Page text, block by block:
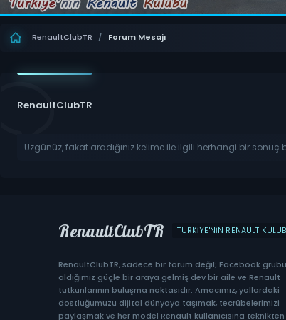
RenaultClubTR / Forum Mesajı
RenaultClubTR
Üzgünüz, fakat aradığınız kelime ile ilgili herhangi bir
RenaultClubTR TÜRKIYE'NIN RENAULT
RenaultClubTR, sadece bir forum değil; Facebook
aldığımız güçle bir araya gelmiş dev bir aile ve Renault
tutkunlarının buluşma noktasıdır. Amacımız, yollardaki
dostluğumuzu dijital dünyaya taşımak, tecrübelerimizi
paylaşmak ve her model Renault kullanıcısına teknikten